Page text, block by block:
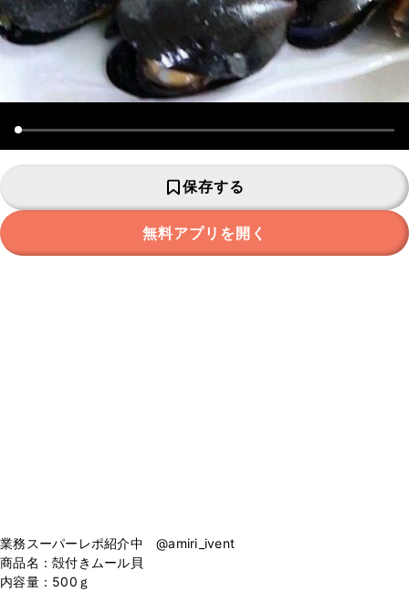
保存する
無料アプリを開く
業務スーパーレポ紹介中 @amiri_ivent
商品名：殻付きムール貝
内容量：500ｇ